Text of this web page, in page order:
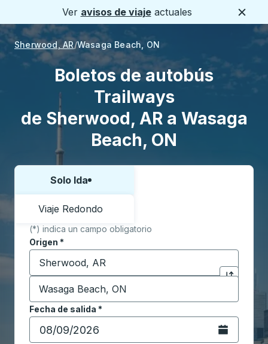
Ver avisos de viajeactuales
Sherwood, AR Wasaga Beach, ON
Boletos de autobús
Trailways
de Sherwood, AR a Wasaga
Beach, ON
Elija una forma o viaje de ida y vuelta:
Solo Ida
Viaje Redondo
(*) indica un campo obligatorio
Origen *
Comience a escribir la ciudad de origen para abrir
Haga clic
Destino*
Comience a escribir la ciudad de destino para
Fecha de salida *
Escriba la fecha en formato de fecha Barra diagonal
Abra el